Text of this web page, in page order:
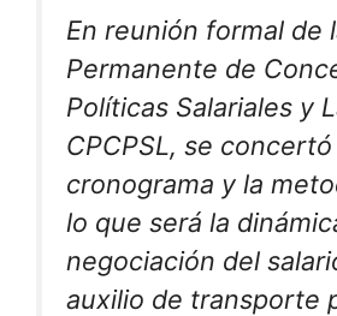
En reunión formal de
Permanente de
Políticas Salariales y
CPCPSL, se
cronograma y la
lo que será la
negociación del
auxilio de transporte